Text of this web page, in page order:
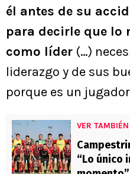
él antes de su
para decirle que lo
como líder (…)
liderazgo y de sus
porque es un
VER TAMBIÉN
“Lo único